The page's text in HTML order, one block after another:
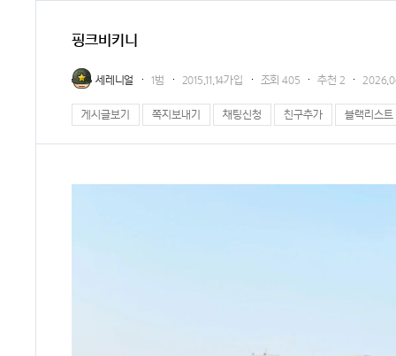
핑크비키니
세레니얼 1범 2015.11.14가입 조회 405 추천 2
게시글보기 쪽지보내기 채팅신청 친구추가 블랙리스트